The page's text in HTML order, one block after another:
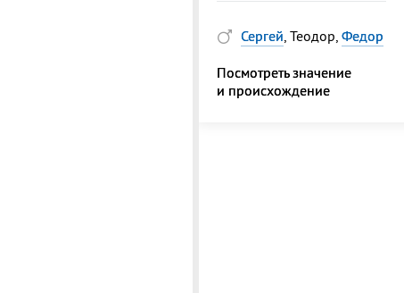
Сергей, Теодор, Федор
Посмотреть значение
и происхождение